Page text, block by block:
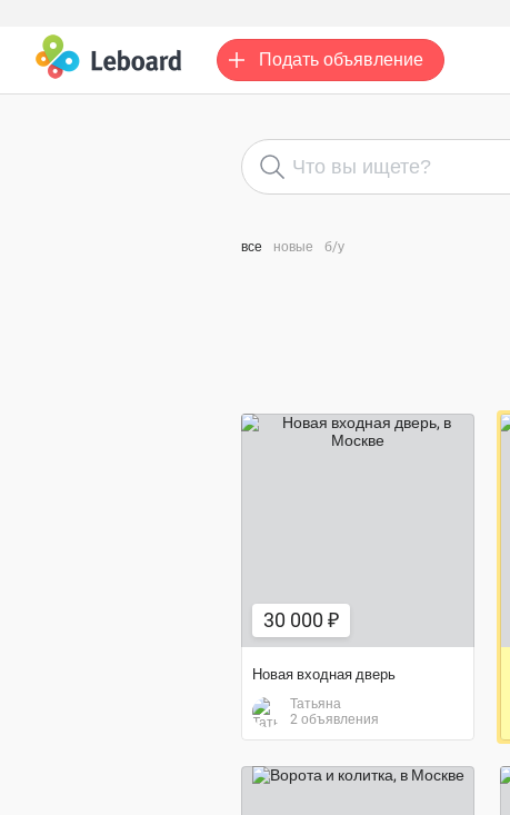
Подать объявление
все новые б/у
30 000 ₽
Новая входная дверь
Татьяна
2 объявления